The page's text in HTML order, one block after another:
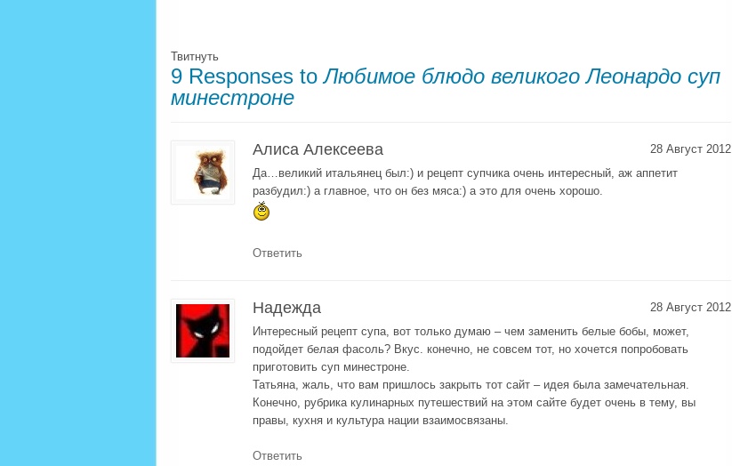
Твитнуть
9 Responses toЛюбимое блюдо великого Леонардо суп
минестроне
Алиса Алексеева
28 Август 2012
Да…великий итальянец был:) и рецепт супчика очень интересный, аж аппетит
разбудил:) а главное, что он без мяса:) а это для очень хорошо.
Ответить
Надежда
28 Август 2012
Интересный рецепт супа, вот только думаю – чем заменить белые бобы, может,
подойдет белая фасоль? Вкус. конечно, не совсем тот, но хочется попробовать
приготовить суп минестроне.
Татьяна, жаль, что вам пришлось закрыть тот сайт – идея была замечательная.
Конечно, рубрика кулинарных путешествий на этом сайте будет очень в тему, вы
правы, кухня и культура нации взаимосвязаны.
Ответить